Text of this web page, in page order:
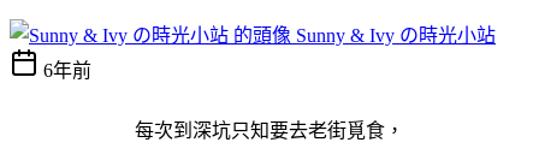
Sunny & Ivy の時光小站
6年前
每次到深坑只知要去老街覓食，